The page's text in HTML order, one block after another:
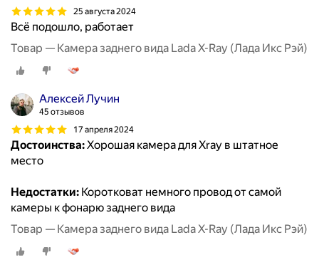
25 августа 2024
Всё подошло, работает
Товар — Камера заднего вида Lada X-Ray (Лада Икс Рэй)
Алексей Лучин
45 отзывов
17 апреля 2024
Достоинства:Хорошая камера для Xray в штатное
место
Недостатки: Коротковат немного провод от самой
камеры к фонарю заднего вида
Товар — Камера заднего вида Lada X-Ray (Лада Икс Рэй)